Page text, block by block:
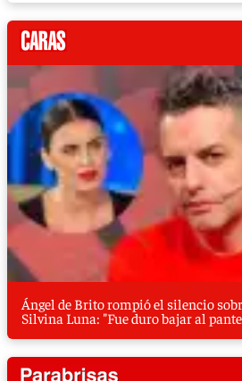
Ángel de Brito rompió el silencio
Silvina Luna: "Fue duro bajar al